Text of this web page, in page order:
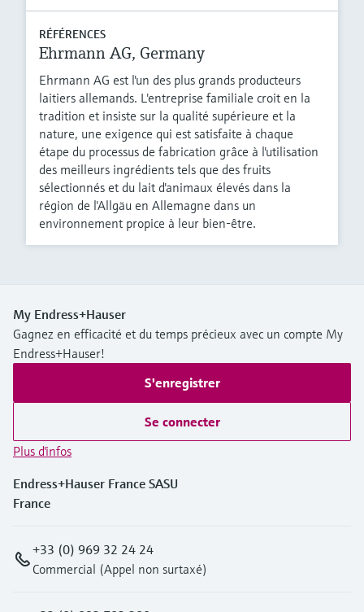
RÉFÉRENCES
Ehrmann AG, Germany
Ehrmann AG est l'un des plus grands producteurs
laitiers allemands. L'entreprise familiale croit en la
tradition et insiste sur la qualité supérieure et la
nature, une exigence qui est satisfaite à chaque
étape du processus de fabrication grâce à l'utilisation
des meilleurs ingrédients tels que des fruits
sélectionnés et du lait d'animaux élevés dans la
région de l'Allgäu en Allemagne dans un
environnement propice à leur bien-être.
My Endress+Hauser
Gagnez en efficacité et du temps précieux avec un compte My
Endress+Hauser!
S'enregistrer
Se connecter
Plus d'infos
Endress+Hauser France SASU
France
+33 (0) 969 32 24 24
Commercial (Appel non surtaxé)